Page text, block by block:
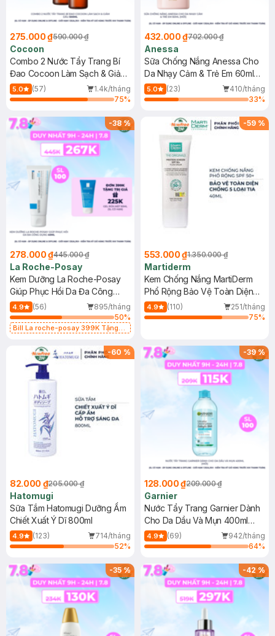
275.000 ₫590.000 ₫
Cocoon
Combo 2 Nước Tẩy Trang Bí
Đao Cocoon Làm Sạch & Giảm
Dầu 500ml
5.0 (57)
1.4k/tháng
75%
432.000 ₫702.000 ₫
Anessa
Sữa Chống Nắng Anessa Cho
Da Nhạy Cảm & Trẻ Em 60ml
(Mới)
5.0 (23)
410/tháng
33%
-38%
278.000 ₫445.000 ₫
La Roche-Posay
Kem Dưỡng La Roche-Posay
Giúp Phục Hồi Da Đa Công
Dụng 40ml
4.9 (56)
895/tháng
50%
Bill La roche-posay 399K Tặng
(SL có hạn)
-59 %
553.000 ₫1.350.000 ₫
Martiderm
Kem Chống Nắng MartiDerm
Phổ Rộng Bảo Vệ Toàn Diện
40ml
4.9 (110)
251/tháng
75%
-60 %
82.000 ₫205.000 ₫
Hatomugi
Sữa Tắm Hatomugi Dưỡng Ẩm
Chiết Xuất Ý Dĩ 800ml
4.9 (123)
714/tháng
52%
-39%
128.000 ₫209.000 ₫
Garnier
Nước Tẩy Trang Garnier Dành
Cho Da Dầu Và Mụn 400ml
(Mới)
4.9 (69)
942/tháng
64%
-35% -42%